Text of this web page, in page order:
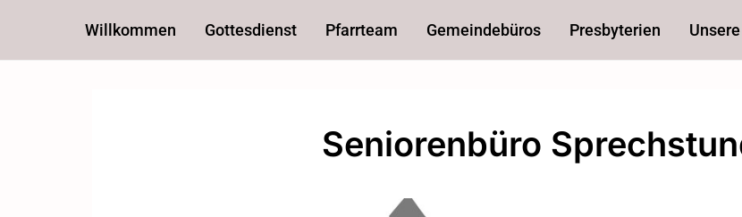
Willkommen Gottesdienst Pfarrteam Gemeindebüros Presbyterien
Seniorenbüro